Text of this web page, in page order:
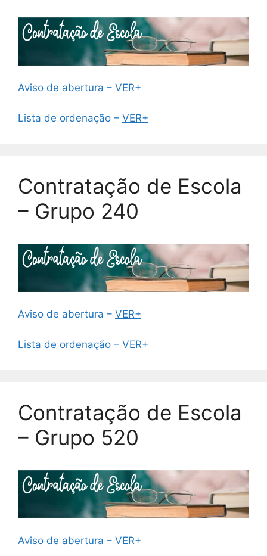
Aviso de abertura – VER+
Lista de ordenação – VER+
Contratação de Escola
– Grupo 240
Aviso de abertura – VER+
Lista de ordenação – VER+
Contratação de Escola
– Grupo 520
Aviso de abertura – VER+